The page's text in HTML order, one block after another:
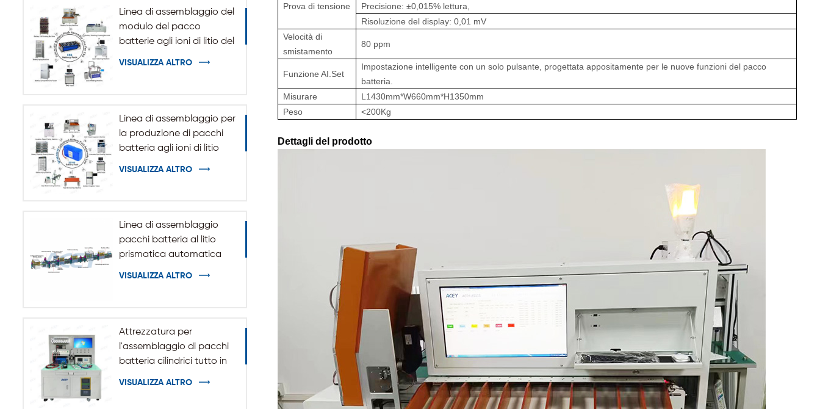
Linea di assemblaggio del
modulo del pacco
batterie agli ioni di litio del
VISUALIZZA ALTRO
Linea di assemblaggio per
la produzione di pacchi
batteria agli ioni di litio
VISUALIZZA ALTRO
Linea di assemblaggio
pacchi batteria al litio
prismatica automatica
VISUALIZZA ALTRO
Attrezzatura per
l'assemblaggio di pacchi
batteria cilindrici tutto in
VISUALIZZA ALTRO
Prova di tensione
Precisione: ±0,015% lettura,
Risoluzione del display: 0,01 mV
Velocità di
smistamento
80 ppm
Funzione AI.Set
Impostazione intelligente con un solo pulsante, progettata appositamente per le nuove funzioni del pacco
batteria.
Misurare
L1430mm*W660mm*H1350mm
Peso
<200Kg
Dettagli del prodotto